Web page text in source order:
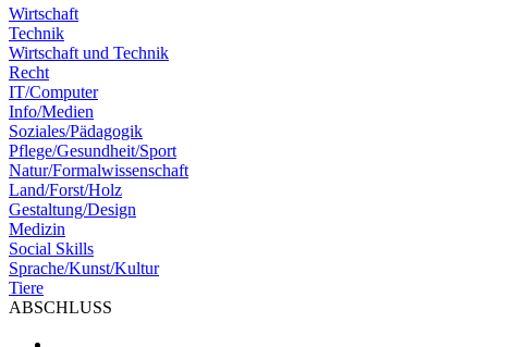
Wirtschaft
Technik
Wirtschaft und Technik
Recht
IT/Computer
Info/Medien
Soziales/Pädagogik
Pflege/Gesundheit/Sport
Natur/Formalwissenschaft
Land/Forst/Holz
Gestaltung/Design
Medizin
Social Skills
Sprache/Kunst/Kultur
Tiere
ABSCHLUSS